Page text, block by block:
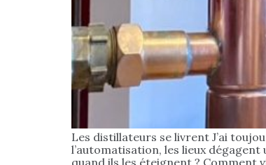
Les distillateurs se livrent J’ai
l’automatisation, les lieux
quand ils les éteignent ?